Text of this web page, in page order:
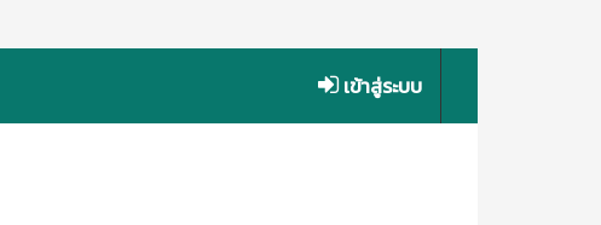
เข้าสู่ระบบ